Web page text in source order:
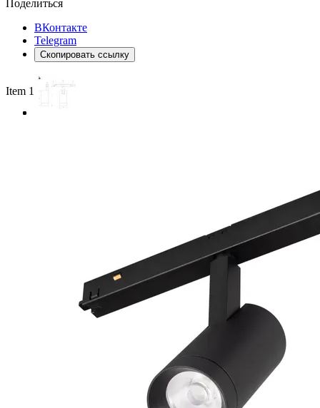
Поделиться
ВКонтакте
Telegram
Скопировать ссылку
Item 1 of 3